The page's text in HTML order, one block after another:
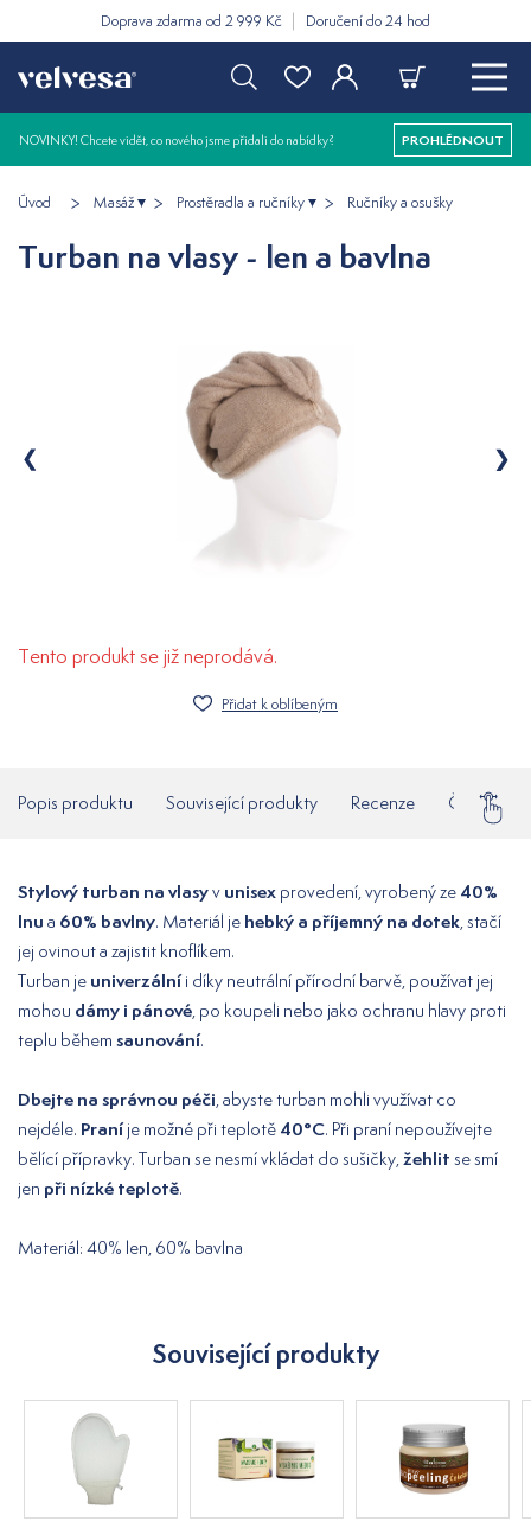
Doprava zdarma od 2 999 Kč Doručení do 24 hod
NOVINKY! Chcete vidět, co nového jsme přidali do nabídky? PROHLÉDNOUT
Úvod Masáž Prostěradla a ručníky Ručníky a osušky
Turban na vlasy - len a bavlna
Tento produkt se již neprodává.
Přidat k oblíbeným
Popis produktu Související produkty Recenze Často
Stylový turban na vlasyv unisex provedení, vyrobený ze 40%
lnu a 60% bavlny. Materiál je hebký a příjemný na dotek , stačí
jej ovinout a zajistit knoflíkem.
Turban je univerzálníi díky neutrální přírodní barvě, používat jej
mohou dámy i pánové , po koupeli nebo jako ochranu hlavy proti
teplu během saunování.
Dbejte na správnou péči , abyste turban mohli využívat co
nejdéle. Praníje možné při teplotě 40°C. Při praní nepoužívejte
bělící přípravky. Turban se nesmí vkládat do sušičky, žehlit se smí
jen při nízké teplotě.
Materiál: 40% len, 60% bavlna
Související produkty